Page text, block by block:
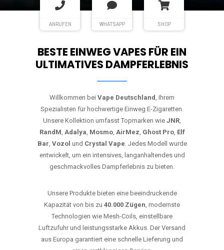
ANRUFEN WHATSAPP SHOP
BESTE EINWEG VAPES FÜR EIN
ULTIMATIVES DAMPFERLEBNIS
Willkommen bei Vape Deutschland, Ihrem
Spezialisten für hochwertige Einweg E-Zigaretten.
Unsere Kollektion umfasst Topmarken wie JNR,
RandM, Adalya, Mosmo, AirMez, Ghost Pro, Elf
Bar, Vozol und Crystal Vape. Jedes Modell wurde
entwickelt, um ein intensives, langanhaltendes und
geschmackvolles Dampferlebnis zu bieten.
Unsere Produkte bieten eine beeindruckende
Kapazität von bis zu 40.000 Zügen, modernste
Technologien wie Mesh-Coils, einstellbare
Luftzufuhr und leistungsstarke Akkus. Der Versand
aus Europa garantiert eine schnelle Lieferung und